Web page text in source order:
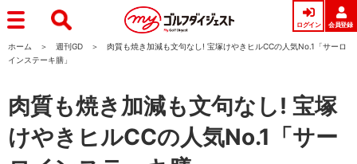
ログイン 会員登録
ホーム 週刊GD
肉質も焼き加減も文句なし! 宝塚けやきヒルCCの人気No.1「サーロ
インステーキ膳」
肉質も焼き加減も文句なし! 宝塚
けやきヒルCCの人気No.1「サー